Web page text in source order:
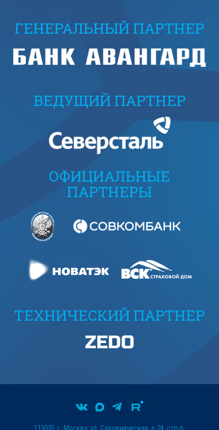
ГЕНЕРАЛЬНЫЙ ПАРТНЕР
ВЕДУЩИЙ ПАРТНЕР
ОФИЦИАЛЬНЫЕ
ПАРТНЕРЫ
ТЕХНИЧЕСКИЙ ПАРТНЕР
115035, г. Москва, ул. Садовническая, д.24, стр.6.